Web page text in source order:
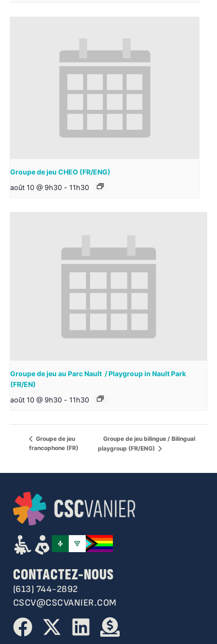
Groupe de jeu CHEO (FR/ENG)
août 10 @ 9h30 - 11h30
Groupe de jeu au Parc Nault / Playgroup in Nault Park
(FR/EN)
août 10 @ 9h30 - 11h30
Groupe de jeu
francophone (FR)
Groupe de jeu bilingue / Bilingual
playgroup (FR/ENG)
CONTACTEZ-NOUS
(613) 744-2892
CSCV@CSCVANIER.COM